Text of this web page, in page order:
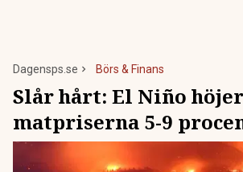
Dagensps.se Börs & Finans
Slår hårt: El Niño höjer
matpriserna 5-9